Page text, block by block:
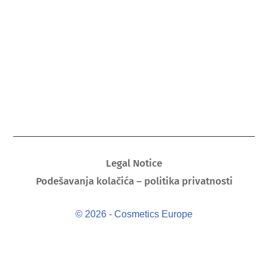
Legal Notice
Podešavanja kolačića – politika privatnosti
© 2026 - Cosmetics Europe